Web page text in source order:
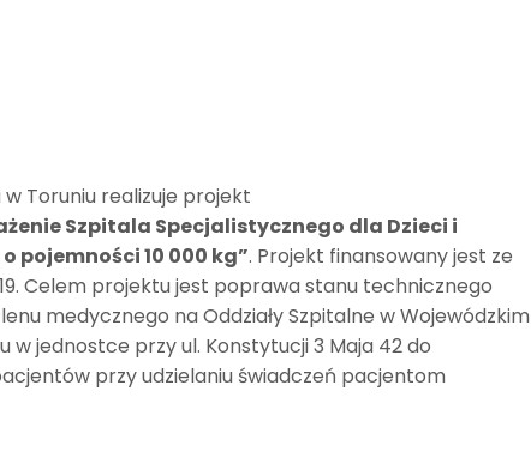
w Toruniu realizuje projekt
Szpitala Specjalistycznego dla Dzieci i
pojemności 10 000 kg”. Projekt finansowany jest ze
Celem projektu jest poprawa stanu technicznego
medycznego na Oddziały Szpitalne w Wojewódzkim
w jednostce przy ul. Konstytucji 3 Maja 42 do
przy udzielaniu świadczeń pacjentom